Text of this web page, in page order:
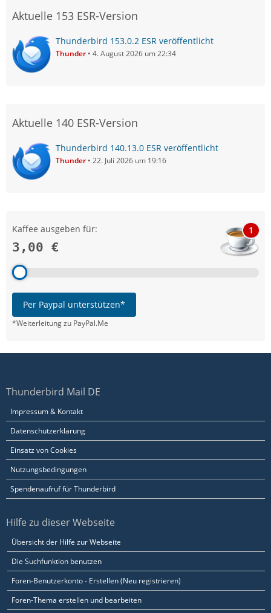
Aktuelle 153 ESR-Version
Thunderbird 153.0.2 ESR veröffentlicht
Thunder 4. August 2026 um 22:34
Aktuelle 140 ESR-Version
Thunderbird 140.13.0 ESR veröffentlicht
Thunder 22. Juli 2026 um 19:16
Kaffee ausgeben für:
3,00 €
1
Per Paypal unterstützen*
*Weiterleitung zu PayPal.Me
Thunderbird Mail DE
Impressum & Kontakt
Datenschutzerklärung
Einsatz von Cookies
Nutzungsbedingungen
Spendenaufruf für Thunderbird
Hilfe zu dieser Webseite
Übersicht der Hilfe zur Webseite
Die Suchfunktion benutzen
Foren-Benutzerkonto - Erstellen (Neu registrieren)
Foren-Thema erstellen und bearbeiten